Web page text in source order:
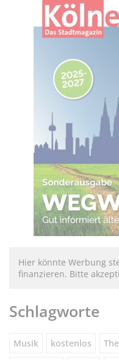
Hier könnte Werbung
finanzieren. Bitte
Schlagworte
Musik kostenlos